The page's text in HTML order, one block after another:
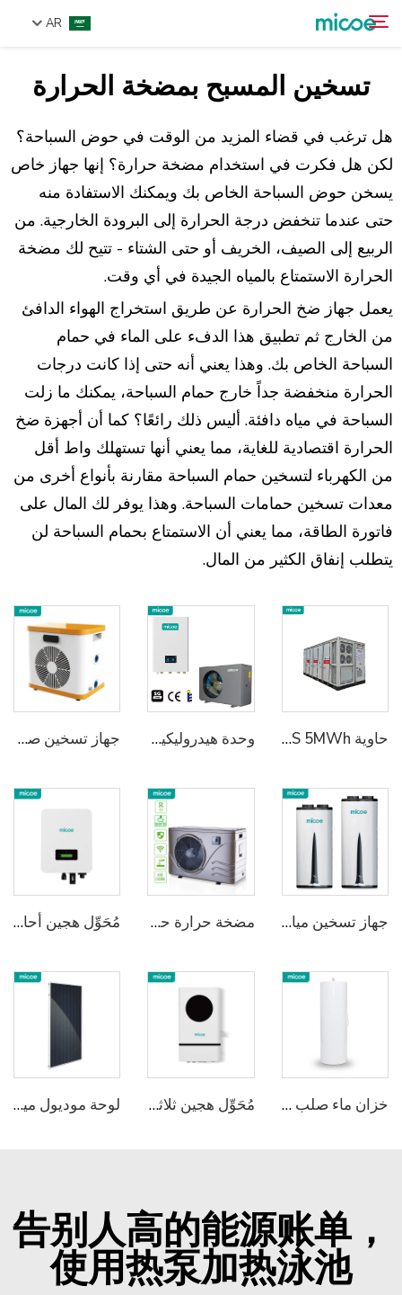
AR
من نحن
المنتجات
حل
الدعم والخدمات
مركز الإعلام
اتصل بنا
ابحث
تسخين المسبح بمضخة الحرارة
هل ترغب في قضاء المزيد من الوقت في حوض السباحة؟
لكن هل فكرت في استخدام مضخة حرارة؟ إنها جهاز خاص
يسخن حوض السباحة الخاص بك ويمكنك الاستفادة منه
حتى عندما تنخفض درجة الحرارة إلى البرودة الخارجية. من
الربيع إلى الصيف، الخريف أو حتى الشتاء - تتيح لك مضخة
الحرارة الاستمتاع بالمياه الجيدة في أي وقت.
يعمل جهاز ضخ الحرارة عن طريق استخراج الهواء الدافئ
من الخارج ثم تطبيق هذا الدفء على الماء في حمام
السباحة الخاص بك. وهذا يعني أنه حتى إذا كانت درجات
الحرارة منخفضة جداً خارج حمام السباحة، يمكنك ما زلت
السباحة في مياه دافئة. أليس ذلك رائعًا؟ كما أن أجهزة ضخ
الحرارة اقتصادية للغاية، مما يعني أنها تستهلك واط أقل
من الكهرباء لتسخين حمام السباحة مقارنة بأنواع أخرى من
معدات تسخين حمامات السباحة. وهذا يوفر لك المال على
فاتورة الطاقة، مما يعني أن الاستمتاع بحمام السباحة لن
يتطلب إنفاق الكثير من المال.
حاوية ePowerStak Pro ESS 5MWh تبريد سائل IP67 مقاومة للطقس، نواة LFP لبيئة قاسية ومتانة الطاقة وحدة هيدروليكية لمضخات الحرارة Monoblock R32&R290 تبسط التركيب وتوفّر المساحة جهاز تسخين صغير محمول من ميكو لحمامات السباحة الميني مضخة حرارة هوائية لمياه حمامات السباحة
جهاز تسخين مياه ميكو بزاوية 75 درجة باستخدام تقنية R290 المدمجة والمثبتة على الحائط مضخة حرارة حمامات السباحة ذات العاكس من ميكو R410A مُحَوِّل هجين أحادي المرحلة 1
خزان ماء صلب من الفولاذ المقاوم للصدأ من Micoe مُحَوِّل هجين ثلاثي المراحل 2 لوحة موديول ميكو 550W لألواح الطاقة الشمسية
告别人高的能源账单，
使用热泵加热泳池